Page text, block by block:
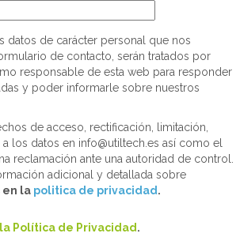
datos de carácter personal que nos
de contacto, serán tratados por
responsable de esta web para responder
y poder informarle sobre nuestros
de acceso, rectificación, limitación,
los datos en info@utiltech.es así como el
reclamación ante una autoridad de control.
adicional y detallada sobre
en la politica de privacidad.
la Política de Privacidad.